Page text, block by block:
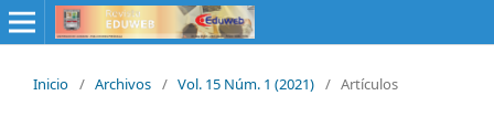
Inicio / Archivos / Vol. 15 Núm. 1 (2021) / Artículos